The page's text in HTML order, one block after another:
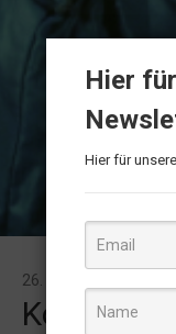
Konzert
26. MÄRZ 2015
Hier
Hier für